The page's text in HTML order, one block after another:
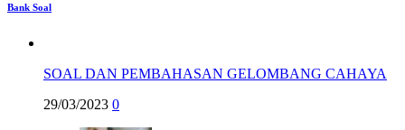
Bank Soal
SOAL DAN PEMBAHASAN GELOMBANG CAHAYA
29/03/2023 0